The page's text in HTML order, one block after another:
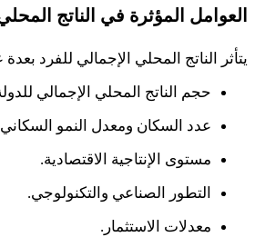
العوامل المؤثرة في الناتج
يتأثر الناتج المحلي الإجمالي للفرد
حجم الناتج المحلي الإجمالي
عدد السكان ومعدل النمو
مستوى الإنتاجية الاقتصادية.
التطور الصناعي والتكنولوجي.
معدلات الاستثمار.